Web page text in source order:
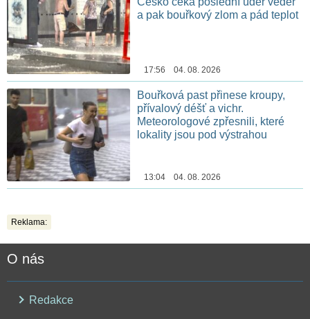
a pak bouřkový zlom a pád teplot
17:56 04. 08. 2026
Bouřková past přinese kroupy,
přívalový déšť a vichr.
Meteorologové zpřesnili, které
lokality jsou pod výstrahou
13:04 04. 08. 2026
Reklama:
O nás
Redakce